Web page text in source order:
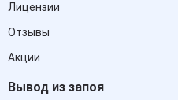
Лицензии
Отзывы
Акции
Вывод из запоя